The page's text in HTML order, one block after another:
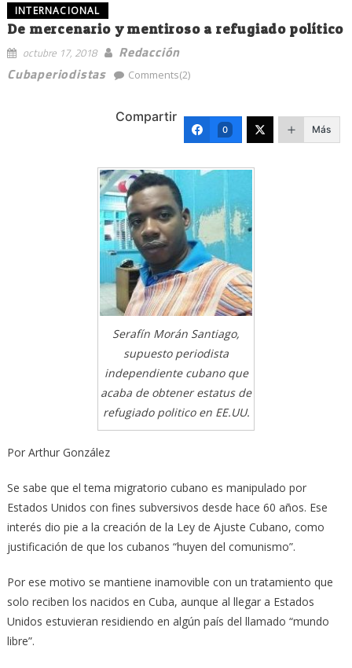
INTERNACIONAL
De mercenario y mentiroso a refugiado político
octubre 17, 2018
Redacción
Cubaperiodistas
Comments(2)
Compartir
0 Más
Serafín Morán Santiago,
supuesto periodista
independiente cubano que
acaba de obtener estatus de
refugiado politico en EE.UU.
Por Arthur González
Se sabe que el tema migratorio cubano es manipulado por
Estados Unidos con fines subversivos desde hace 60 años. Ese
interés dio pie a la creación de la Ley de Ajuste Cubano, como
justificación de que los cubanos “huyen del comunismo”.
Por ese motivo se mantiene inamovible con un tratamiento que
solo reciben los nacidos en Cuba, aunque al llegar a Estados
Unidos estuvieran residiendo en algún país del llamado “mundo
libre”.